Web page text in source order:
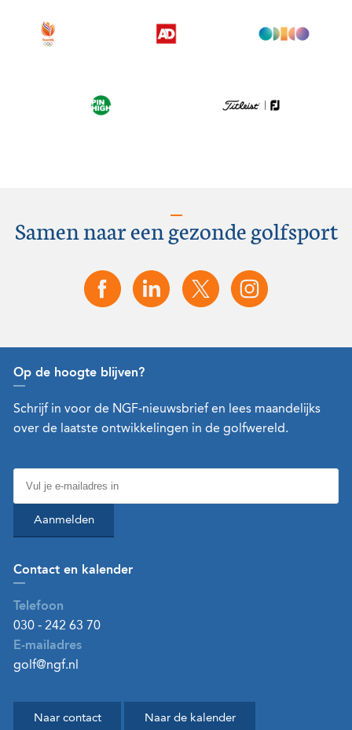
Samen naar een gezonde golfsport
Op de hoogte blijven?
Schrijf in voor de NGF-nieuwsbrief en lees maandelijks
over de laatste ontwikkelingen in de golfwereld.
Aanmelden
Contact en kalender
Telefoon
030 - 242 63 70
E-mailadres
golf@ngf.nl
Naar contact Naar de kalender